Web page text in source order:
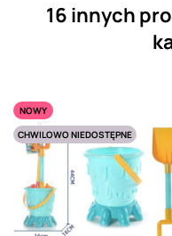
16 innych
NOWY
CHWILOWO NIEDOSTĘPNE